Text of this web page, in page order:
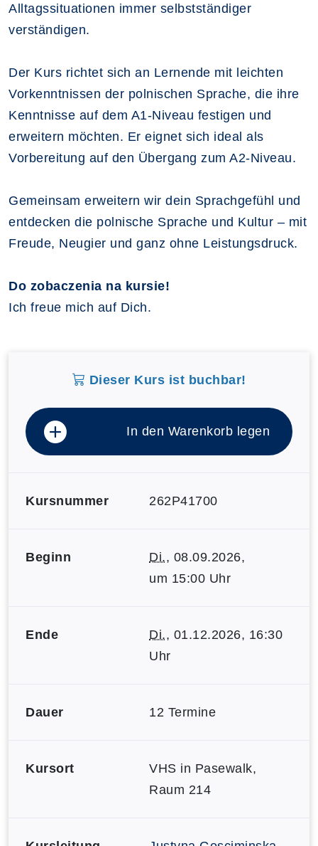
Alltagssituationen immer selbstständiger
verständigen.
Der Kurs richtet sich an Lernende mit leichten
Vorkenntnissen der polnischen Sprache, die ihre
Kenntnisse auf dem A1-Niveau festigen und
erweitern möchten. Er eignet sich ideal als
Vorbereitung auf den Übergang zum A2-Niveau.
Gemeinsam erweitern wir dein Sprachgefühl und
entdecken die polnische Sprache und Kultur – mit
Freude, Neugier und ganz ohne Leistungsdruck.
Do zobaczenia na kursie!
Ich freue mich auf Dich.
Dieser Kurs ist buchbar!
In den Warenkorb legen
Kursnummer 262P41700
Beginn Di., 08.09.2026,
um 15:00 Uhr
Ende Di., 01.12.2026, 16:30
Uhr
Dauer 12 Termine
Kursort
VHS in Pasewalk,
Raum 214